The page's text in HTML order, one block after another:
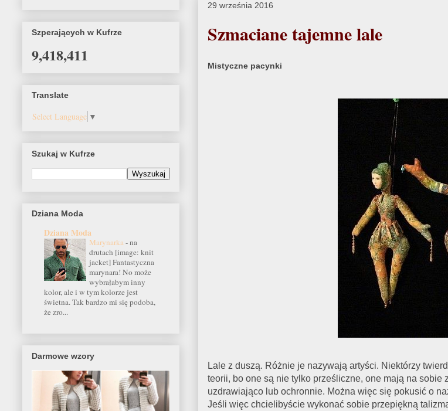
29 września 2016
Szmaciane tajemne lale
Mistyczne pacynki
Lale z duszą. Różnie je nazywają artyści. Niektórzy
teorii, bo one są nie tylko prześliczne, one mają na
uzdrawiająco lub ochronnie. Można więc się pokusić o
Jeśli więc chcielibyście wykonać sobie przepiękną
Szperających w Kufrze
9,418,411
Translate
Select Language ▼
Szukaj w Kufrze
Dziana Moda
Dziana Moda
Marynarka-na
drutach [image: knit
jacket] Fantastyczna
marynara! No może
wybrałabym inny
kolor, ale i w tym kolorze jest
świetna. Tak bardzo mi się podoba,
że zro...
Darmowe wzory